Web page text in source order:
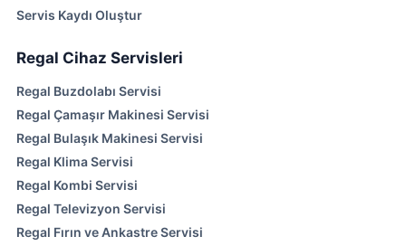
Servis Kaydı Oluştur
Regal Cihaz Servisleri
Regal Buzdolabı Servisi
Regal Çamaşır Makinesi Servisi
Regal Bulaşık Makinesi Servisi
Regal Klima Servisi
Regal Kombi Servisi
Regal Televizyon Servisi
Regal Fırın ve Ankastre Servisi